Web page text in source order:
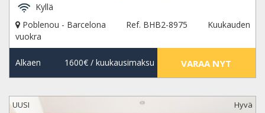
Kyllä
Poblenou - Barcelona
Ref. BHB2-8975
Kuukauden
vuokra
Alkaen 1600€/ kuukausimaksu VARAA NYT
UUSI Hyvä